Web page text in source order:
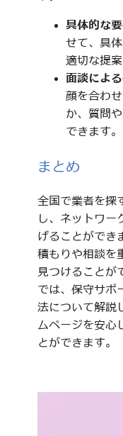
具体的な
せて、具
適切な提案
面談によ
顔を合わ
か、質問
できます。
まとめ
全国で業者を探
し、ネットワー
げることができ
積もりや相談を
見つけることが
では、保守サポ
法について解説
ムページを安心
とができます。